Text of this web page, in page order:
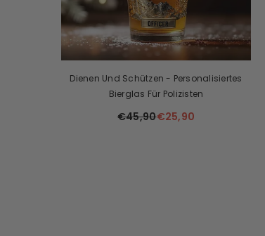
Dienen Und Schützen - Personalisiertes
Bierglas Für Polizisten
€45,90€25,90